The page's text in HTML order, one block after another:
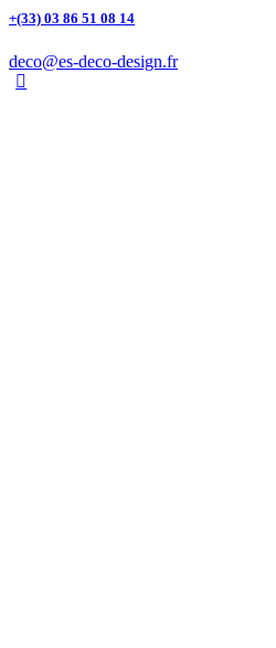
+(33) 03 86 51 08 14
deco@es-deco-design.fr